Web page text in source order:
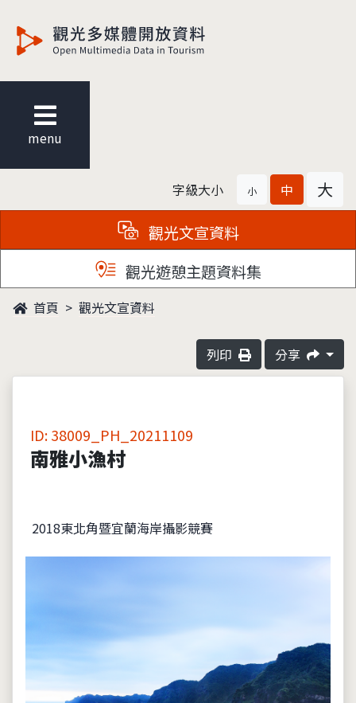
menu
字級大小 小 中 大
觀光文宣資料
觀光遊憩主題資料集
首頁 觀光文宣資料
列印 分享
ID: 38009_PH_20211109
南雅小漁村
2018東北角暨宜蘭海岸攝影競賽